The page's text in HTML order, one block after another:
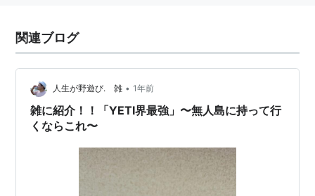
関連ブログ
人生が野遊び. 雑 • 1年前
雑に紹介！！「YETI界最強」〜無人島に持って行
くならこれ〜